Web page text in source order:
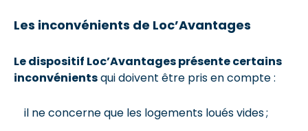
Les inconvénients de Loc’Avantages
Le dispositif Loc’Avantages présente certains
inconvénientsqui doivent être pris en compte :
il ne concerne que les logements loués vides ;